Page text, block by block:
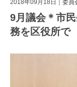
2018年09月18日｜ 委員
9月議会＊市
務を区役所で